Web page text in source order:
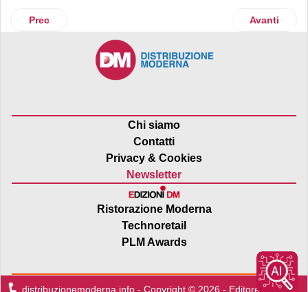
Articolo precedente: Lindt & Sprüngli registra una forte
Prec Articolo
Avanti
Chi siamo
Contatti
Privacy & Cookies
Newsletter
Ristorazione Moderna
Technoretail
PLM Awards
distribuzionemoderna.info - Copyright © 2026 - Editore:Edra